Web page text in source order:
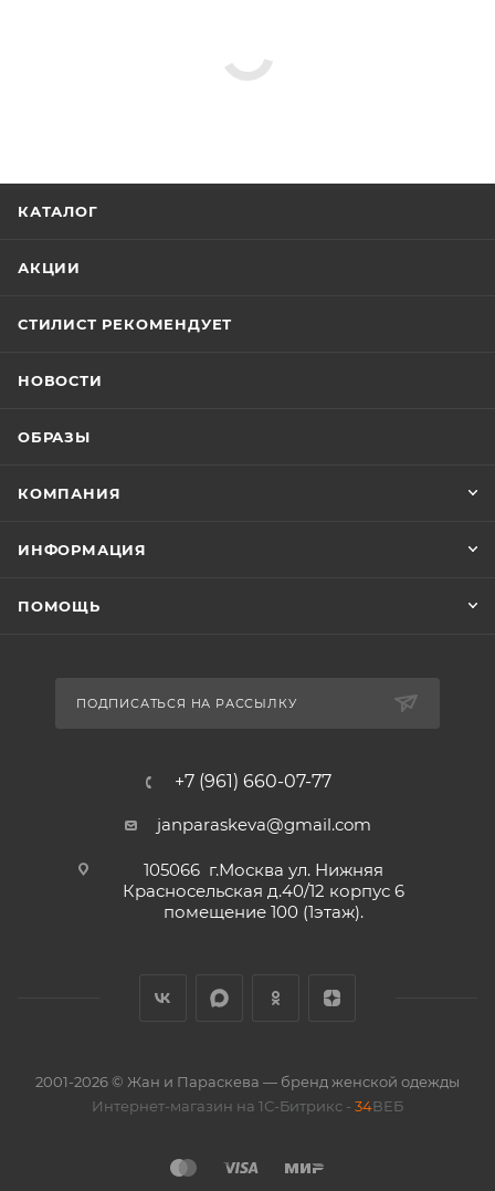
КАТАЛОГ
АКЦИИ
СТИЛИСТ РЕКОМЕНДУЕТ
НОВОСТИ
ОБРАЗЫ
КОМПАНИЯ
ИНФОРМАЦИЯ
ПОМОЩЬ
ПОДПИСАТЬСЯ НА РАССЫЛКУ
+7 (961) 660-07-77
janparaskeva@gmail.com
105066 г.Москва ул. Нижняя
Красносельская д.40/12 корпус 6
помещение 100 (1этаж).
2001-2026 © Жан и Параскева — бренд женской одежды
Интернет-магазин на 1С-Битрикс - 34ВЕБ